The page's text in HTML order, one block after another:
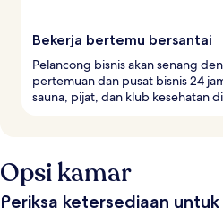
Bekerja bertemu bersantai
Pelancong bisnis akan senang
pertemuan dan pusat bisnis 24
sauna, pijat, dan klub kesehatan
Opsi kamar
Periksa ketersediaan